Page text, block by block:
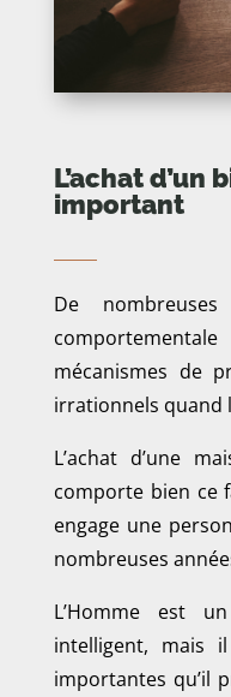
L’achat d’un
important
De
mécanismes de
irrationnels quand
L’achat d’une
comporte bien ce
engage une
nombreuses
L’Homme est
intelligent, mais
importantes qu’il